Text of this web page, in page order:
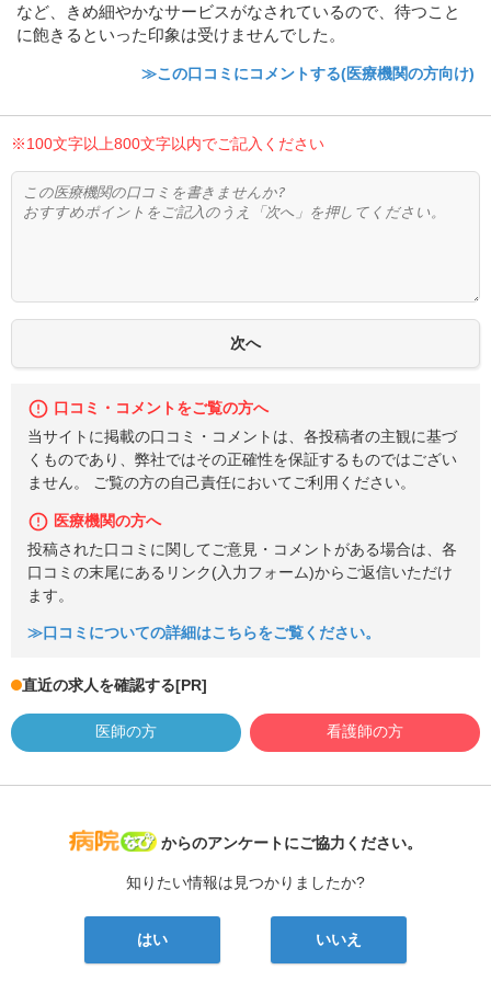
など、きめ細やかなサービスがなされているので、待つこと
に飽きるといった印象は受けませんでした。
≫この口コミにコメントする(医療機関の方向け)
※100文字以上800文字以内でご記入ください
口コミ・コメントをご覧の方へ
当サイトに掲載の口コミ・コメントは、各投稿者の主観に基づ
くものであり、弊社ではその正確性を保証するものではござい
ません。 ご覧の方の自己責任においてご利用ください。
医療機関の方へ
投稿された口コミに関してご意見・コメントがある場合は、各
口コミの末尾にあるリンク(入力フォーム)からご返信いただけ
ます。
≫口コミについての詳細はこちらをご覧ください。
直近の求人を確認する[PR]
医師の方 看護師の方
病院なび
からのアンケートにご協力ください。
知りたい情報は見つかりましたか?
はい いいえ